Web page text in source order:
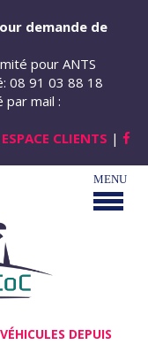
demande de
pour ANTS
08 91 03 88 18
par mail :
ESPACE CLIENTS |
DEPUIS